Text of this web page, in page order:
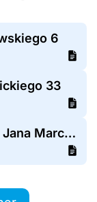
6
33
Poczta Polska - Bydgoszcz Jana Marcina Szancera